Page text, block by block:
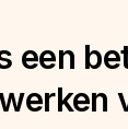
een